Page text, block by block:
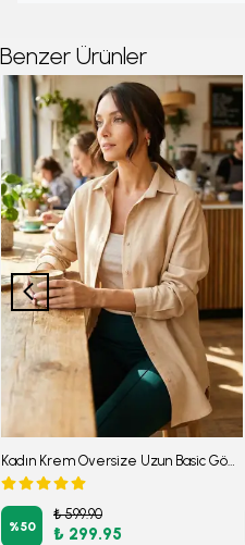
Benzer Ürünler
%50
₺ 599.90
₺ 299.95